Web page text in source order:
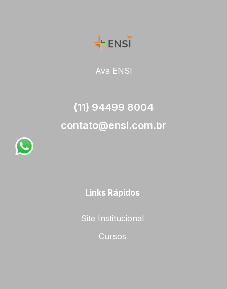
Ava ENSI
(11) 94499 8004
contato@ensi.com.br
Links Rápidos
Site Institucional
Cursos